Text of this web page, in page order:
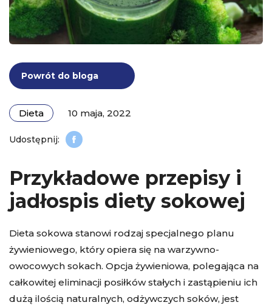
Powrót do bloga
Dieta 10 maja, 2022
Przykładowe przepisy i
jadłospis diety sokowej
Dieta sokowa stanowi rodzaj specjalnego planu
żywieniowego, który opiera się na warzywno-
owocowych sokach. Opcja żywieniowa, polegająca na
całkowitej eliminacji posiłków stałych i zastąpieniu ich
dużą ilością naturalnych, odżywczych soków, jest